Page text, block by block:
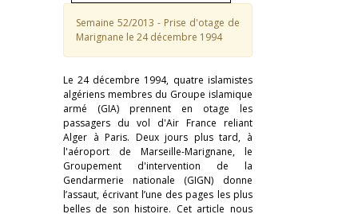
Semaine 52/2013 - Prise d'otage de
Marignane le 24 décembre 1994
Le 24 décembre 1994, quatre islamistes
algériens membres du Groupe islamique
armé (GIA) prennent en otage les
passagers du vol d'Air France reliant
Alger à Paris. Deux jours plus tard, à
l'aéroport de Marseille-Marignane, le
Groupement d'intervention de la
Gendarmerie nationale (GIGN) donne
l’assaut, écrivant l’une des pages les plus
belles de son histoire. Cet article nous